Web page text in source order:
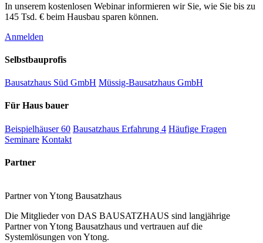
In unserem kostenlosen Webinar informieren wir Sie, wie Sie bis zu
145 Tsd. € beim Hausbau sparen können.
Anmelden
Selbstbauprofis
Bausatzhaus Süd GmbH Müssig-Bausatzhaus GmbH
Für Haus bauer
Beispielhäuser60 Bausatzhaus Erfahrung 4 Häufige Fragen
Seminare Kontakt
Partner
Partner von Ytong Bausatzhaus
Die Mitglieder von DAS BAUSATZHAUS sind langjährige
Partner von Ytong Bausatzhaus und vertrauen auf die
Systemlösungen von Ytong.